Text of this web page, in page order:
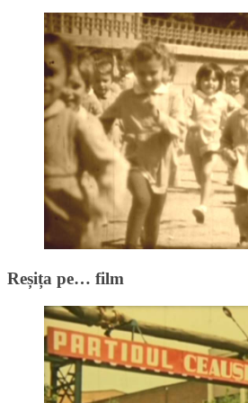
Reșița pe… film